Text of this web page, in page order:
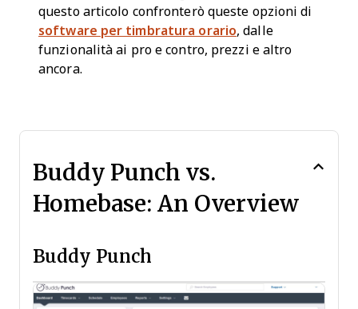
questo articolo confronterò queste opzioni di
software per timbratura orario, dalle
funzionalità ai pro e contro, prezzi e altro
ancora.
Buddy Punch vs.
Homebase: An Overview
Buddy Punch